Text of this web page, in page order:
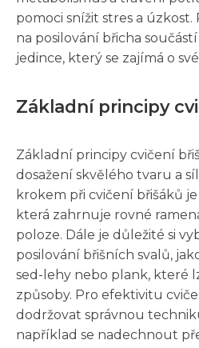
pomoci snížit stres a
na posilování břicha
jedince, který se zajímá o
Základní principy
Základní principy cvičení
dosažení skvělého tvaru a
krokem při cvičení břišáků
která zahrnuje rovné
poloze. Dále je důležité si
posilování břišních svalů,
sed-lehy nebo plank, které
způsoby. Pro efektivitu
dodržovat správnou
například se nadechnout